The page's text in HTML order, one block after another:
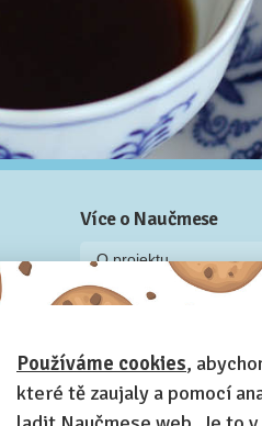
Více o Naučmese
O projektu
Blog: recenze z kurzů,
Příběh Naučmese
Naučmese festivaly
Používáme cookies,
které tě zaujaly a pomocí